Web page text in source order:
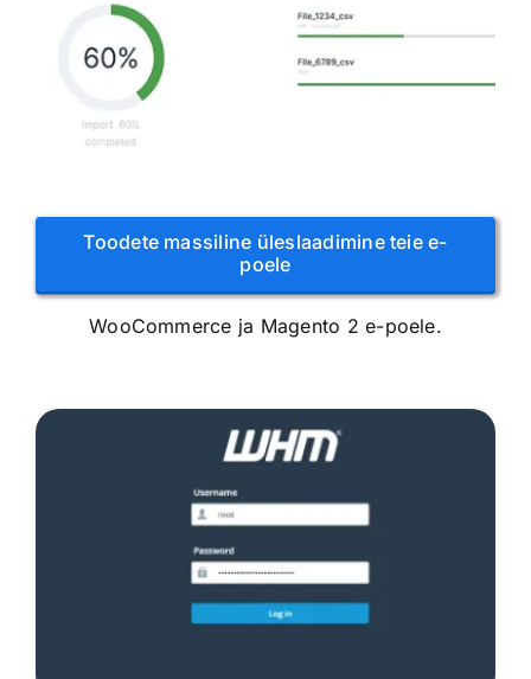
Toodete massiline üleslaadimine teie e-
poele
WooCommerce ja Magento 2 e-poele.